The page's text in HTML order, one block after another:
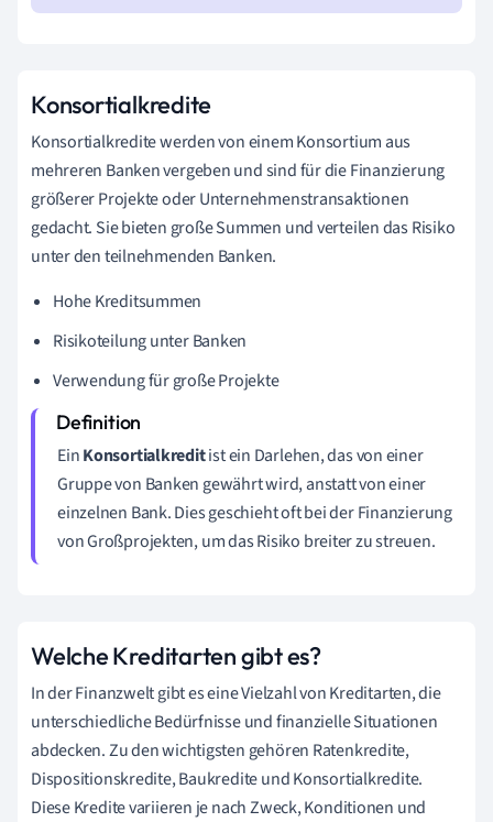
Konsortialkredite
Konsortialkredite werden von einem Konsortium aus
mehreren Banken vergeben und sind für die Finanzierung
größerer Projekte oder Unternehmenstransaktionen
gedacht. Sie bieten große Summen und verteilen das Risiko
unter den teilnehmenden Banken.
Hohe Kreditsummen
Risikoteilung unter Banken
Verwendung für große Projekte
EinKonsortialkreditist ein Darlehen, das von einer
Gruppe von Banken gewährt wird, anstatt von einer
einzelnen Bank. Dies geschieht oft bei der Finanzierung
von Großprojekten, um das Risiko breiter zu streuen.
Welche Kreditarten gibt es?
In der Finanzwelt gibt es eine Vielzahl von Kreditarten, die
unterschiedliche Bedürfnisse und finanzielle Situationen
abdecken. Zu den wichtigsten gehören Ratenkredite,
Dispositionskredite, Baukredite und Konsortialkredite.
Diese Kredite variieren je nach Zweck, Konditionen und